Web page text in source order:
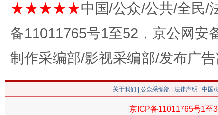
这是一记警钟！ 谢
★★★★★中国/公众/公共/全民/
备11011765号1至52，京公网安
制作采编部/影视采编部/发布广
关于我们 公众采编部 法律声明 | 中国
京ICP备11011765号1至